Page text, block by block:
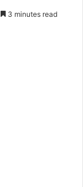
3 minutes read